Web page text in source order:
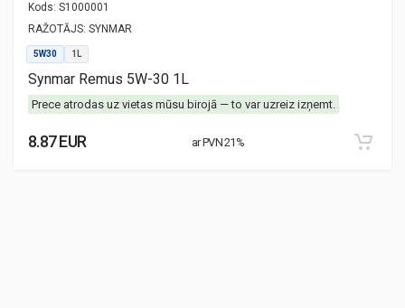
Kods: S1000001
RAŽOTĀJS: SYNMAR
5W30 1L
Synmar Remus 5W-30 1L
Prece atrodas uz vietas mūsu birojā — to var uzreiz izņemt.
8.87 EUR ar PVN 21%